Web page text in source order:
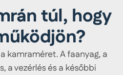
túl, hogy
kamraméret. A faanyag, a
a vezérlés és a későbbi